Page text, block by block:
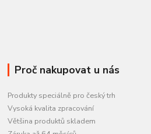
Proč nakupovat u nás
Produkty speciálně pro český trh
Vysoká kvalita zpracování
Většina produktů skladem